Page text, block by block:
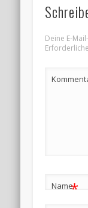
Deine E-
Name*